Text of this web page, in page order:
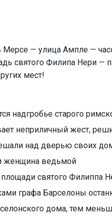
Мерсе — улица Ампле —
святого Филипа Нери —
мест!
надгробье старого
неприличный жест,
над дверью своих
женщина ведьмой
святого Филиппа
графа Барселоны
дома, тем